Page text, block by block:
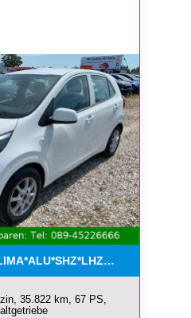
35.822 km, 67 PS,